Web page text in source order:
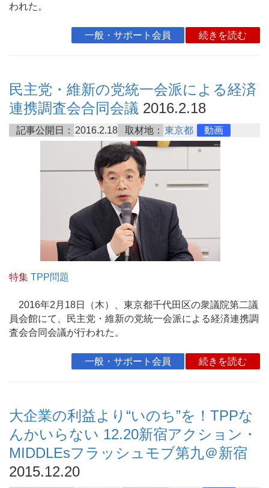
われた。
一般・サポート会員 続きを読む
民主党・維新の党統一会派による経済
連携調査会合同会議 2016.2.18
記事公開日： 2016.2.18 取材地： 東京都 動画
特集 TPP問題
2016年2月18日（木）、東京都千代田区の衆議院第二議
員会館にて、民主党・維新の党統一会派による経済連携調
査会合同会議が行われた。
一般・サポート会員 続きを読む
大企業の利益より“いのち”を！TPPな
んかいらない 12.20新宿アクション・
MIDDLEsフラッシュモブ第九＠新宿
2015.12.20